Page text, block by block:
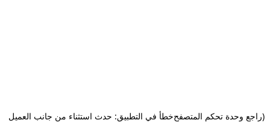
خطأ في التطبيق: حدث استثناء من جانب العميل(راجع وحدة تحكم المتصفح